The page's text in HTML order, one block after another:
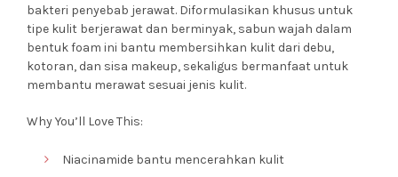
bakteri penyebab jerawat. Diformulasikan khusus untuk
tipe kulit berjerawat dan berminyak, sabun wajah dalam
bentukfoam ini bantu membersihkan kulit dari debu,
kotoran, dan sisa makeup, sekaligus bermanfaat untuk
membantu merawat sesuai jenis kulit.
Why You’ll Love This:
Niacinamide bantu mencerahkan kulit